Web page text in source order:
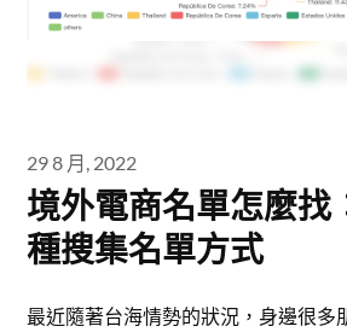
29 8 月, 2022
境外電商名單怎麼找
種搜集名單方式
最近隨著台海情勢的狀況，身邊很多